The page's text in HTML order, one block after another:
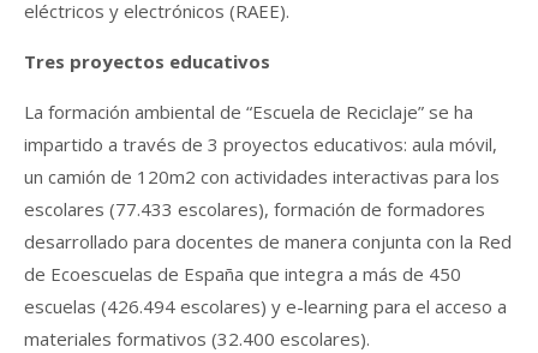
eléctricos y electrónicos (RAEE).
Tres proyectos educativos
La formación ambiental de “Escuela de Reciclaje” se ha
impartido a través de 3 proyectos educativos: aula móvil,
un camión de 120m2 con actividades interactivas para los
escolares (77.433 escolares), formación de formadores
desarrollado para docentes de manera conjunta con la Red
de Ecoescuelas de España que integra a más de 450
escuelas (426.494 escolares) y e-learning para el acceso a
materiales formativos (32.400 escolares).